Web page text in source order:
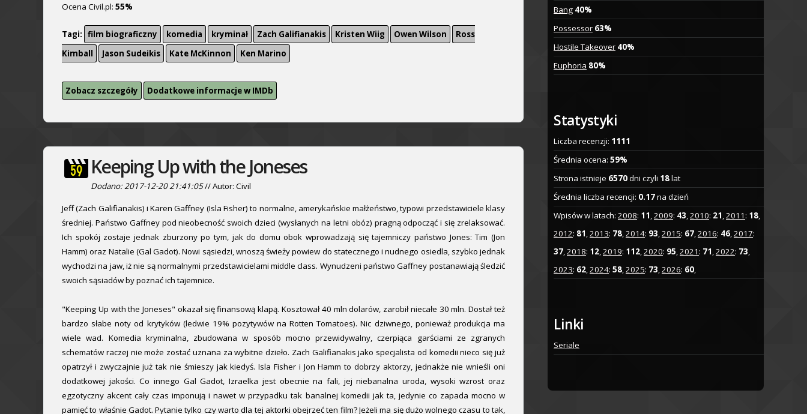
Ocena Civil.pl: 55%
Tagi: film biograficzny komedia kryminał Zach Galifianakis Kristen Wiig Owen Wilson
Ross
Kimball
Jason Sudeikis Kate McKinnon Ken Marino
Zobacz szczegóły Dodatkowe informacje w IMDb
Keeping Up with the Joneses
Dodano: 2017-12-20 21:41:05// Autor: Civil
Jeff (Zach Galifianakis) i Karen Gaffney (Isla Fisher) to normalne, amerykańskie małżeństwo, typowi przedstawiciele klasy
średniej. Państwo Gaffney pod nieobecność swoich dzieci (wysłanych na letni obóz) pragną odpocząć i się zrelaksować.
Ich spokój zostaje jednak zburzony po tym, jak do domu obok wprowadzają się tajemniczy państwo Jones: Tim (Jon
Hamm) oraz Natalie (Gal Gadot). Nowi sąsiedzi, wnoszą świeży powiew do statecznego i nudnego osiedla, szybko jednak
wychodzi na jaw, iż nie są normalnymi przedstawicielami middle class. Wynudzeni państwo Gaffney postanawiają śledzić
swoich sąsiadów by poznać ich tajemnice.
"Keeping Up with the Joneses" okazał się finansową klapą. Kosztował 40 mln dolarów, zarobił niecałe 30 mln. Dostał też
bardzo słabe noty od krytyków (ledwie 19% pozytywów na Rotten Tomatoes). Nic dziwnego, ponieważ produkcja ma
wiele wad. Komedia kryminalna, zbudowana w sposób mocno przewidywalny, czerpiąca garściami ze zgranych
schematów raczej nie może zostać uznana za wybitne dzieło. Zach Galifianakis jako specjalista od komedii nieco się już
opatrzył i zwyczajnie już tak nie śmieszy jak kiedyś. Isla Fisher i Jon Hamm to dobrzy aktorzy, jednakże nie wnieśli oni
dodatkowej jakości. Co innego Gal Gadot, Izraelka jest obecnie na fali, jej niebanalna uroda, wysoki wzrost oraz
egzotyczny akcent cały czas imponują i nawet w przypadku tak banalnej komedii jak ta, jedynie co zapada mocno w
pamięć to właśnie Gadot. Pytanie tylko czy warto dla tej aktorki obejrzeć ten film? Jeżeli ma się dużo wolnego czasu to tak,
Bang 40%
Possessor 63%
Hostile Takeover 40%
Euphoria 80%
Statystyki
Liczba recenzji: 1111
Średnia ocena: 59%
Strona istnieje 6570dni czyli 18lat
Średnia liczba recencji: 0.17na dzień
Wpisów w latach: 2008: 11,2009: 43,2010: 21,2011 : 18,
2012: 81,2013: 78,2014: 93,2015: 67,2016: 46,2017:
37,2018: 12,2019: 112,2020: 95,2021 : 71,2022: 73,
2023: 62,2024: 58,2025: 73,2026: 60,
Linki
Seriale